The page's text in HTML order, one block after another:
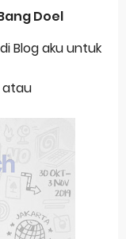
Doel
Blog aku untuk
atau